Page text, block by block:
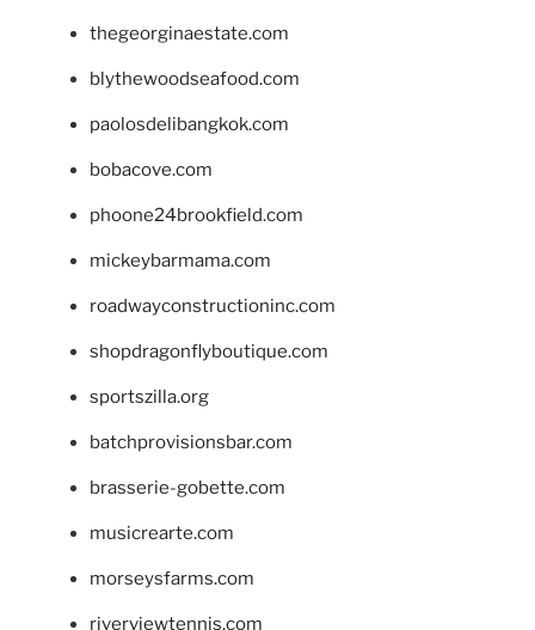
thegeorginaestate.com
blythewoodseafood.com
paolosdelibangkok.com
bobacove.com
phoone24brookfield.com
mickeybarmama.com
roadwayconstructioninc.com
shopdragonflyboutique.com
sportszilla.org
batchprovisionsbar.com
brasserie-gobette.com
musicrearte.com
morseysfarms.com
riverviewtennis.com